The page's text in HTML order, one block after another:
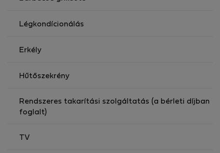
Légkondícionálás
Erkély
Hűtőszekrény
Rendszeres takarítási szolgáltatás (a bérleti díjban
foglalt)
TV